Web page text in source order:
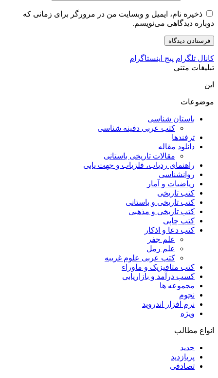
ذخیره نام، ایمیل و وبسایت من در مرورگر برای زمانی که
دوباره دیدگاهی می‌نویسم.
کانال تلگرام پیج اینستاگرام
تبلیغات متنی
این
موضوعات
باستان شناسی
کتب عربی دفینه شناسی
ترفندها
دانلود مقاله
مقالات تاریخی باستانی
راهنمای ردیاب، فلزیاب و جهت یابی
روانشناسی
ریاضیات و آمار
کتب تاریخی
کتب تاریخی و باستانی
کتب تاریخی و مذهبی
کتب چاپی
کتب دعا و اذکار
علم جفر
علم رمل
کتب عربی علوم غریبه
کتب متافیزیک و ماوراء
کسب درآمد و بازاریابی
مجموعه ها
نجوم
نرم افزار اندروید
ویژه
انواع مطالب
جدید
پربازدید
تصادفی